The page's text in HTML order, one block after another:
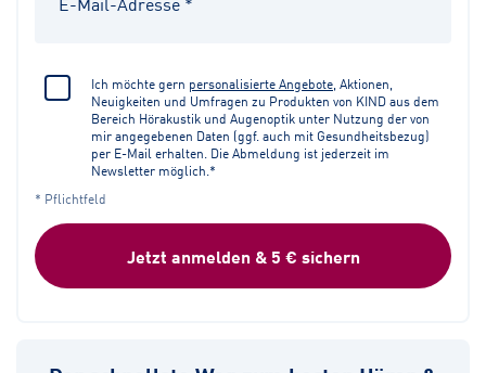
Ich möchte gern personalisierte Angebote , Aktionen,
Neuigkeiten und Umfragen zu Produkten von KIND aus dem
Bereich Hörakustik und Augenoptik unter Nutzung der von
mir angegebenen Daten (ggf. auch mit Gesundheitsbezug)
per E-Mail erhalten. Die Abmeldung ist jederzeit im
Newsletter möglich.*
* Pflichtfeld
Jetzt anmelden & 5 € sichern